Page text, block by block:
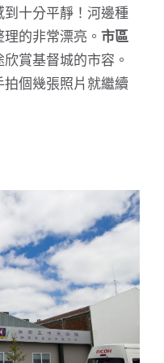
十分平靜！河邊種
的非常漂亮。 市區
欣賞基督城的市容。
個幾張照片就繼續